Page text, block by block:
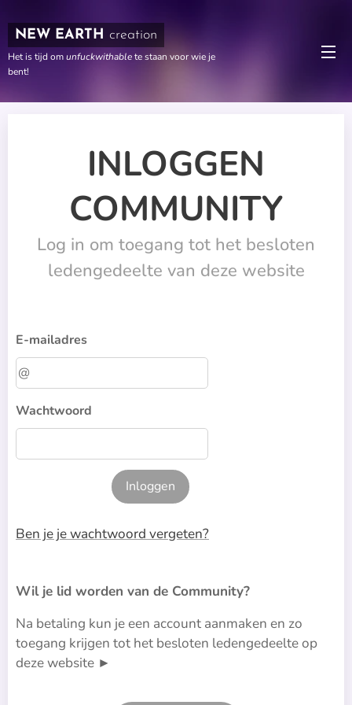
NEW EARTH creation
Het is tijd omunfuckwithablete staan voor wie je
bent!
INLOGGEN
COMMUNITY
Log in om toegang tot het besloten
ledengedeelte van deze website
E-mailadres
Wachtwoord
Inloggen
Ben je je wachtwoord vergeten?
Wil je lid worden van de Community?
Na betaling kun je een account aanmaken en zo
toegang krijgen tot het besloten ledengedeelte op
deze website ►